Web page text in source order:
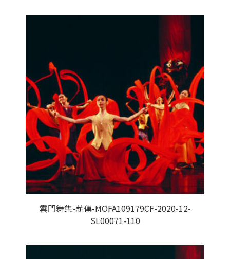
雲門舞集-薪傳-MOFA109179CF-2020-12-
SL00071-110